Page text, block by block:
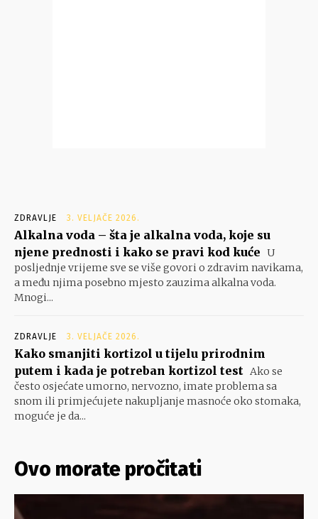
ZDRAVLJE 3. VELJAČE 2026.
Alkalna voda – šta je alkalna voda, koje su
njene prednosti i kako se pravi kod kuće U
posljednje vrijeme sve se više govori o zdravim navikama,
a među njima posebno mjesto zauzima alkalna voda.
Mnogi...
ZDRAVLJE 3. VELJAČE 2026.
Kako smanjiti kortizol u tijelu prirodnim
putem i kada je potreban kortizol test Ako se
često osjećate umorno, nervozno, imate problema sa
snom ili primjećujete nakupljanje masnoće oko stomaka,
moguće je da...
Ovo morate pročitati